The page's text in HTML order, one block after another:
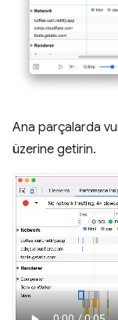
Ana parçalarda
üzerine getirin.